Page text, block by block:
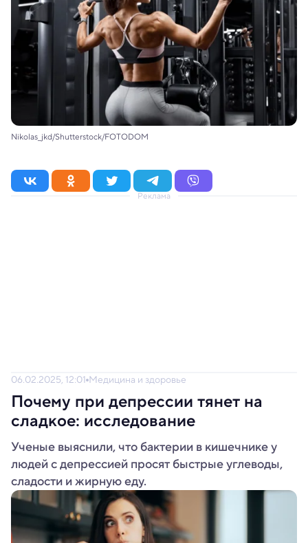
Nikolas_jkd/Shutterstock/FOTODOM
Реклама
06.02.2025, 12:01 Медицина и здоровье
Почему при депрессии тянет на
сладкое: исследование
Ученые выяснили, что бактерии в кишечнике у
людей с депрессией просят быстрые углеводы,
сладости и жирную еду.